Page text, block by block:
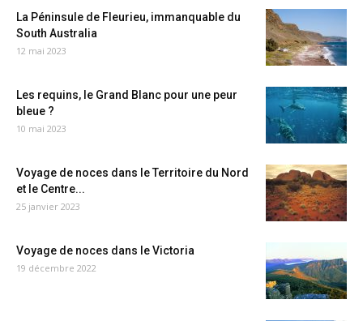
La Péninsule de Fleurieu, immanquable du
South Australia
12 mai 2023
Les requins, le Grand Blanc pour une peur
bleue ?
10 mai 2023
Voyage de noces dans le Territoire du Nord
et le Centre...
25 janvier 2023
Voyage de noces dans le Victoria
19 décembre 2022